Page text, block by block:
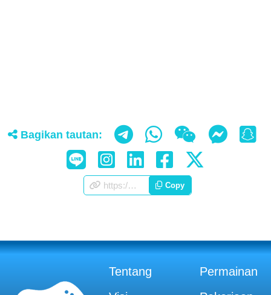
Bagikan tautan:
https://appscorporation.com/in/games.html Copy
Tentang
Permainan